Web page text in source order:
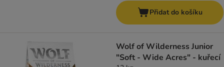
Přidat do košíku
Wolf of Wilderness Junior
"Soft - Wide Acres" - kuřecí